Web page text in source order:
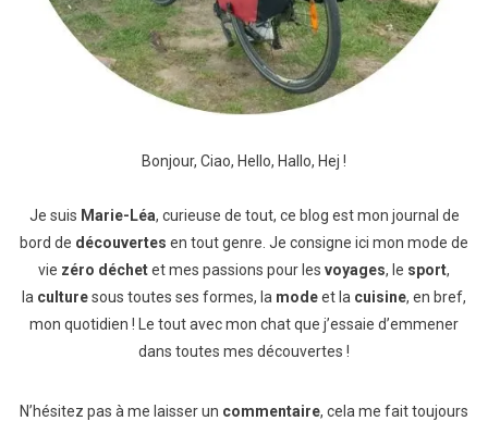
Bonjour, Ciao, Hello, Hallo, Hej !
Je suis Marie-Léa, curieuse de tout, ce blog est mon journal de
bord de découvertes en tout genre. Je consigne ici mon mode de
vie zéro déchetet mes passions pour les voyages, le sport,
la culturesous toutes ses formes, la modeet la cuisine, en bref,
mon quotidien ! Le tout avec mon chat que j’essaie d’emmener
dans toutes mes découvertes !
N’hésitez pas à me laisser un commentaire, cela me fait toujours